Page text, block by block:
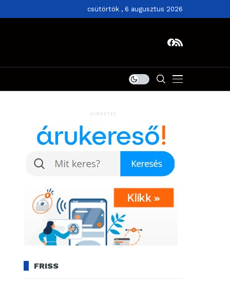
csütörtök , 6 augusztus 2026
HIRDETÉS
FRISS